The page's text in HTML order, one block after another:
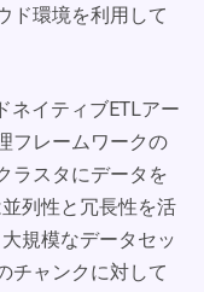
ド環境を利用して
ネイティブETLアー
フレームワークの
ラスタにデータを
列性と冗長性を活
規模なデータセッ
チャンクに対して